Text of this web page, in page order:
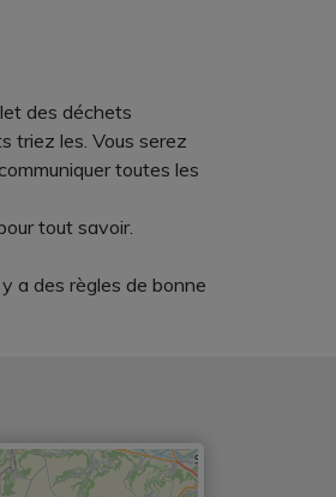
des déchets
triez les. Vous serez
toutes les
tout savoir.
a des règles de bonne